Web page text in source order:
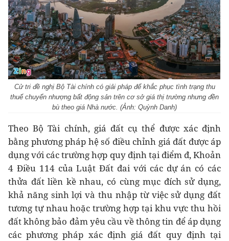
Cử tri đề nghị Bộ Tài chính có giải pháp để khắc phục tình trạng thu
thuế chuyển nhượng bất động sản trên cơ sở giá thị trường nhưng đền
bù theo giá Nhà nước. (Ảnh: Quỳnh Danh)
Theo Bộ Tài chính, giá đất cụ thể được xác định
bằng phương pháp hệ số điều chỉnh giá đất được áp
dụng với các trường hợp quy định tại điểm đ, Khoản
4 Điều 114 của Luật Đất đai với các dự án có các
thửa đất liền kề nhau, có cùng mục đích sử dụng,
khả năng sinh lợi và thu nhập từ việc sử dụng đất
tương tự nhau hoặc trường hợp tại khu vực thu hồi
đất không bảo đảm yêu cầu về thông tin để áp dụng
các phương pháp xác định giá đất quy định tại